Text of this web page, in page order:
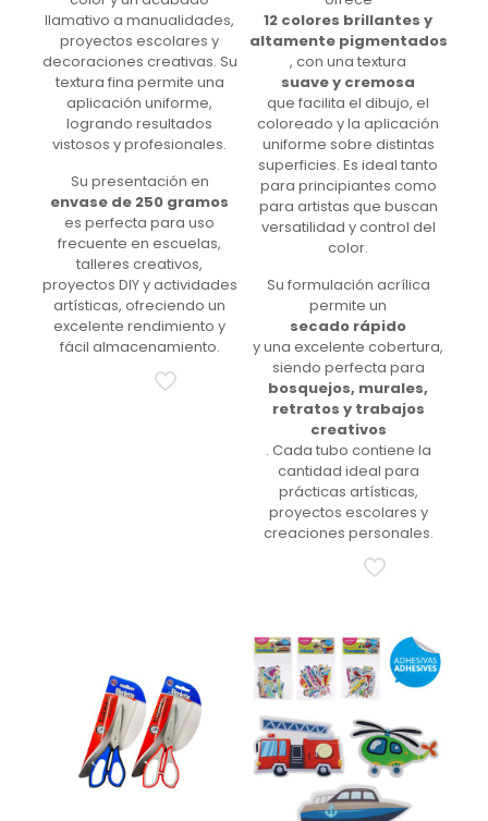
llamativo a manualidades,
proyectos escolares y
decoraciones creativas. Su
textura fina permite una
aplicación uniforme,
logrando resultados
vistosos y profesionales.
Su presentación en
envase de 250 gramos
es perfecta para uso
frecuente en escuelas,
talleres creativos,
proyectos DIY y actividades
artísticas, ofreciendo un
excelente rendimiento y
fácil almacenamiento.
12 colores brillantes y
altamente pigmentados
, con una textura
suave y cremosa
que facilita el dibujo, el
coloreado y la aplicación
uniforme sobre distintas
superficies. Es ideal tanto
para principiantes como
para artistas que buscan
versatilidad y control del
color.
Su formulación acrílica
permite un
secado rápido
y una excelente cobertura,
siendo perfecta para
bosquejos, murales,
retratos y trabajos
creativos
. Cada tubo contiene la
cantidad ideal para
prácticas artísticas,
proyectos escolares y
creaciones personales.